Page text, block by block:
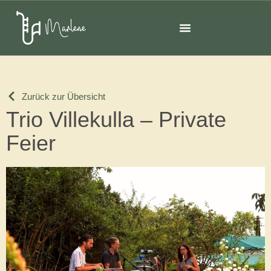
Zurück zur Übersicht
Trio Villekulla – Private
Feier